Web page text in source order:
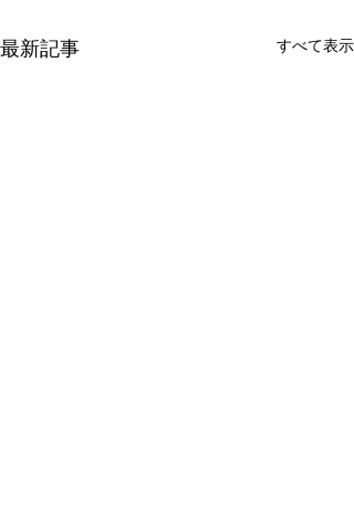
最新記事 すべて表示